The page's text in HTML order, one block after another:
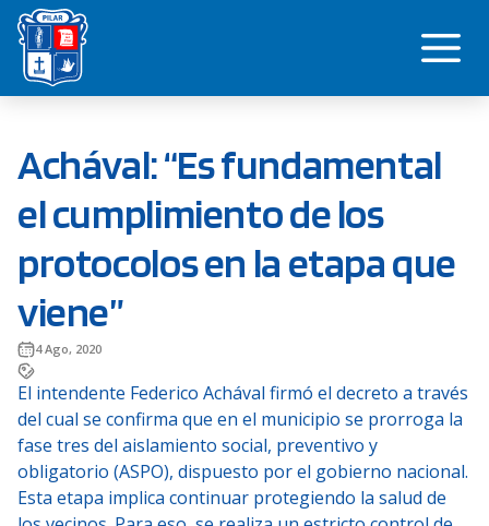
Saltar
contenido
Achával: “Es fundamental
el cumplimiento de los
protocolos en la etapa que
viene”
4 Ago, 2020
El intendente Federico Achával firmó el decreto a través
del cual se confirma que en el municipio se prorroga la
fase tres del aislamiento social, preventivo y
obligatorio (ASPO), dispuesto por el gobierno nacional.
Esta etapa implica continuar protegiendo la salud de